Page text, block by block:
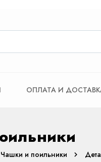
ОПЛАТА И
Чашки и поильники